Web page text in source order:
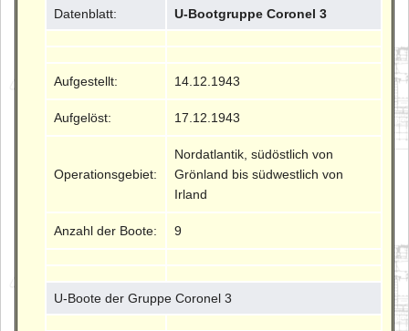
Datenblatt: U-Bootgruppe Coronel 3
Aufgestellt: 14.12.1943
Aufgelöst: 17.12.1943
Operationsgebiet:
Nordatlantik, südöstlich von
Grönland bis südwestlich von
Irland
Anzahl der Boote: 9
U-Boote der Gruppe Coronel 3